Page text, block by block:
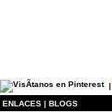
|
ENLACES | BLOGS